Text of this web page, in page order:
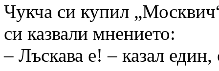
Чукча си купил
си казвали мнението:
– Лъскава е! – казал един,